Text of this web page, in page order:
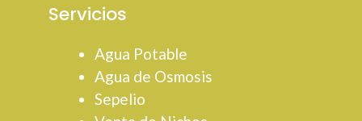
Servicios
Agua Potable
Agua de Osmosis
Sepelio